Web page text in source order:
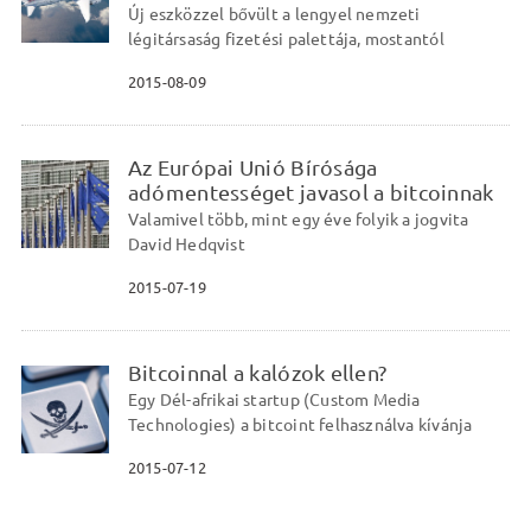
Új eszközzel bővült a lengyel nemzeti
légitársaság fizetési palettája, mostantól
2015-08-09
Az Európai Unió Bírósága
adómentességet javasol a bitcoinnak
Valamivel több, mint egy éve folyik a jogvita
David Hedqvist
2015-07-19
Bitcoinnal a kalózok ellen?
Egy Dél-afrikai startup (Custom Media
Technologies) a bitcoint felhasználva kívánja
2015-07-12